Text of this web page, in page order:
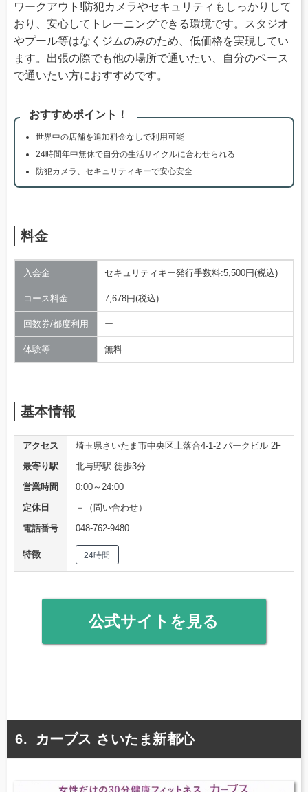
ワークアウト!防犯カメラやセキュリティもしっかりして
おり、安心してトレーニングできる環境です。スタジオ
やプール等はなくジムのみのため、低価格を実現してい
ます。出張の際でも他の場所で通いたい、自分のペース
で通いたい方におすすめです。
おすすめポイント！
世界中の店舗を追加料金なしで利用可能
24時間年中無休で自分の生活サイクルに合わせられる
防犯カメラ、セキュリティキーで安心安全
料金
入会金 セキュリティキー発行手数料:5,500円(税込)
コース料金 7,678円(税込)
回数券/都度利用 ー
体験等 無料
基本情報
アクセス
埼玉県さいたま市中央区上落合4-1-2 パークビル 2F
最寄り駅
北与野駅 徒歩3分
営業時間
0:00～24:00
定休日
－（問い合わせ）
電話番号
048-762-9480
特徴 24時間
公式サイトを見る
カーブス さいたま新都心